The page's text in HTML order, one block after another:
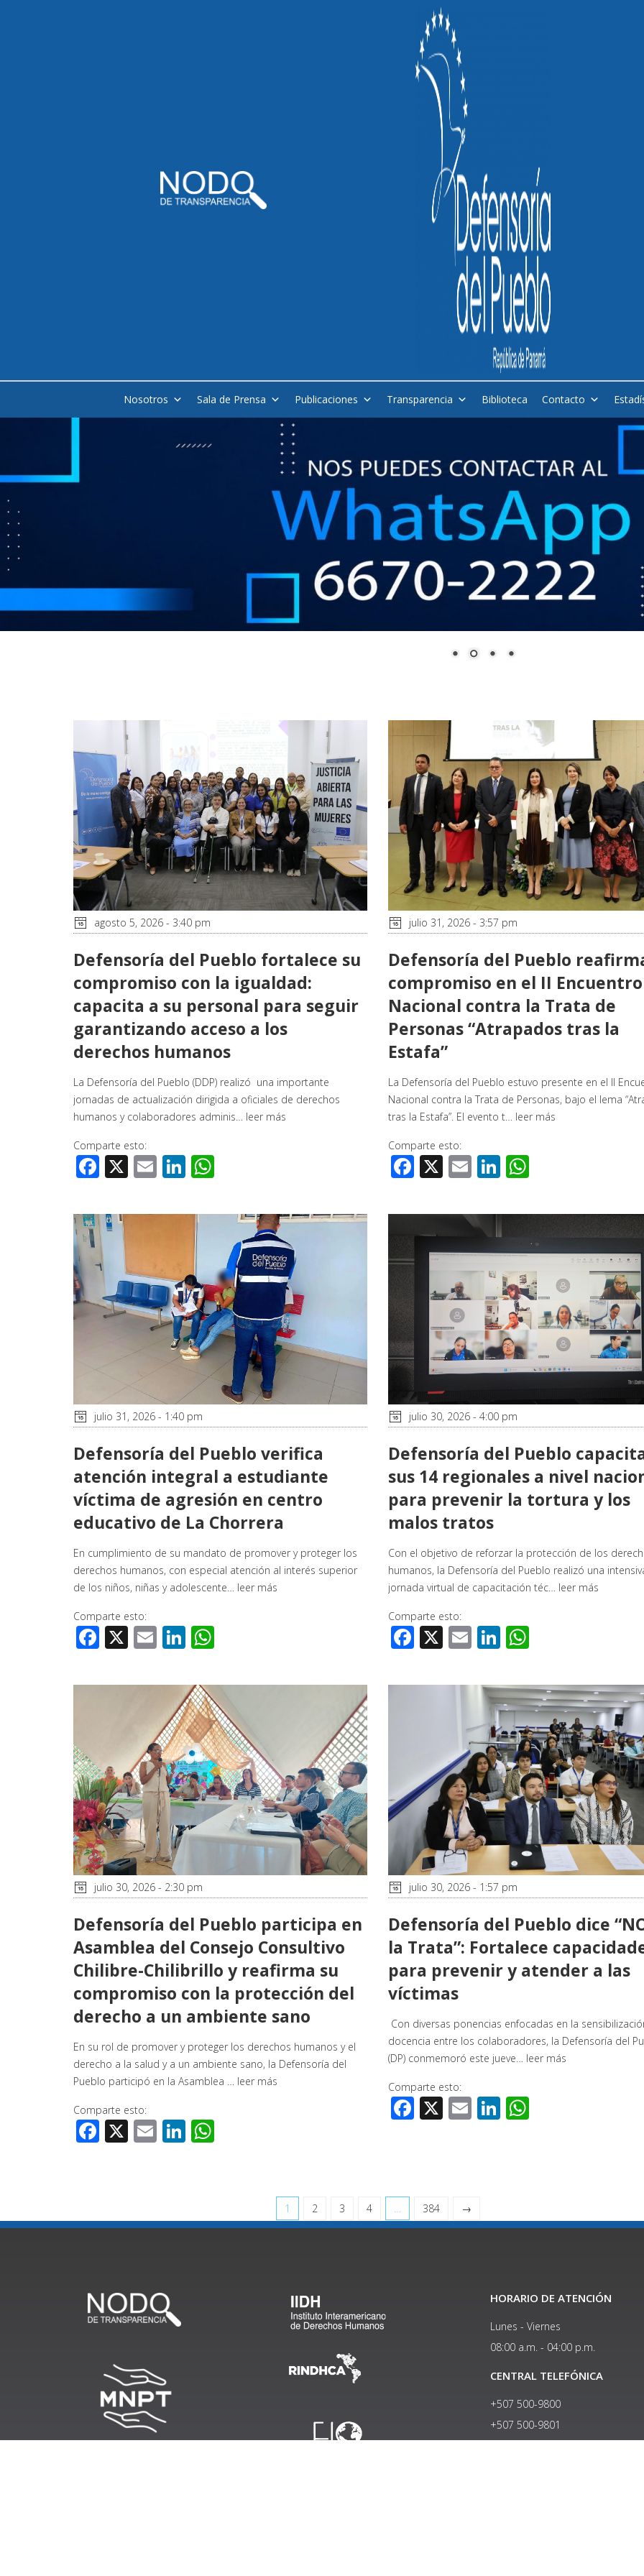
Nosotros Sala de Prensa Publicaciones Transparencia Biblioteca Contacto
agosto 5, 2026 - 3:40 pm
Defensoría del Pueblo fortalece su
compromiso con la igualdad:
capacita a su personal para seguir
garantizando acceso a los
derechos humanos
La Defensoría del Pueblo (DDP) realizó una importante
jornadas de actualización dirigida a oficiales de derechos
humanos y colaboradores adminis… leer más
Comparte esto:
Facebook
X EmailLinkedIn
julio 31, 2026 - 3:57 pm
Defensoría del Pueblo
compromiso en el II Encuentro
Nacional contra la Trata de
Personas “Atrapados tras la
Estafa”
La Defensoría del Pueblo estuvo presente en el II
Nacional contra la Trata de Personas, bajo el lema
tras la Estafa”. El evento t… leer más
Comparte esto:
Facebook
X EmailLinkedIn
julio 31, 2026 - 1:40 pm
Defensoría del Pueblo verifica
atención integral a estudiante
víctima de agresión en centro
educativo de La Chorrera
En cumplimiento de su mandato de promover y proteger los
derechos humanos, con especial atención al interés superior
de los niños, niñas y adolescente… leer más
Comparte esto:
Facebook
X EmailLinkedIn
julio 30, 2026 - 4:00 pm
Defensoría del Pueblo
sus 14 regionales a nivel
para prevenir la tortura y los
malos tratos
Con el objetivo de reforzar la protección de los
humanos, la Defensoría del Pueblo realizó una
jornada virtual de capacitación téc… leer más
Comparte esto:
Facebook
X EmailLinkedIn
julio 30, 2026 - 2:30 pm
Defensoría del Pueblo participa en
Asamblea del Consejo Consultivo
Chilibre-Chilibrillo y reafirma su
compromiso con la protección del
derecho a un ambiente sano
En su rol de promover y proteger los derechos humanos y el
derecho a la salud y a un ambiente sano, la Defensoría del
Pueblo participó en la Asamblea … leer más
Comparte esto:
Facebook
X EmailLinkedIn
julio 30, 2026 - 1:57 pm
Defensoría del Pueblo dice
la Trata”: Fortalece
para prevenir y atender a las
víctimas
Con diversas ponencias enfocadas en la
docencia entre los colaboradores, la Defensoría del
(DP) conmemoró este jueve… leer más
Comparte esto:
Facebook
X EmailLinkedIn
1 2 3 4 384 →
HORARIO DE ATENCIÓN
Lunes - Viernes
08:00 a.m. - 04:00 p.m.
CENTRAL TELEFÓNICA
+507 500-9800
+507 500-9801​